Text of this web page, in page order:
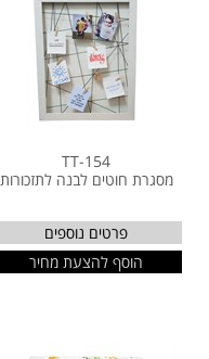
TT-154
מסגרת חוטים לבנה לתזכורות
פרטים נוספים
הוסף להצעת מחיר